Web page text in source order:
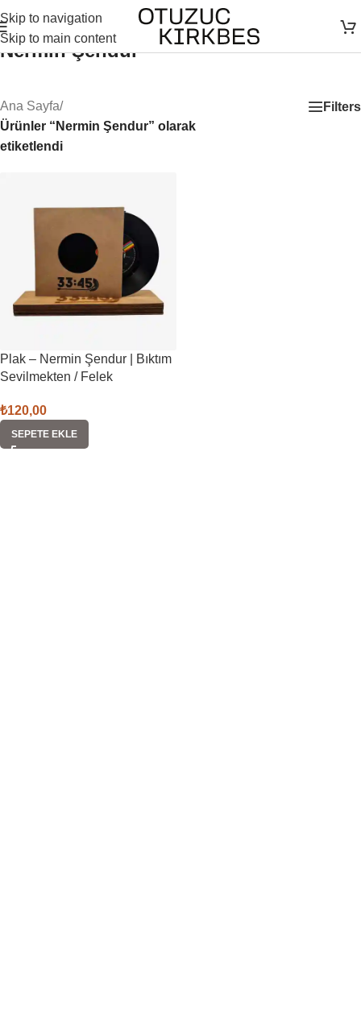
Skip to navigation
Skip to main content
Nermin Şendur
Ana Sayfa/
Ürünler “Nermin Şendur” olarak
etiketlendi
Filters
Plak – Nermin Şendur | Bıktım
Sevilmekten / Felek
₺120,00
SEPETE EKLE